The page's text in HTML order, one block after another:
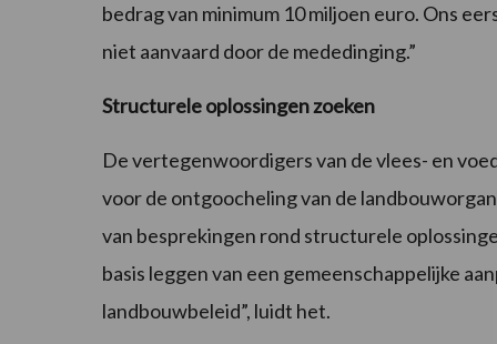
bedrag van minimum 10 miljoen euro. Ons
niet aanvaard door de mededinging.”
Structurele oplossingen zoeken
De vertegenwoordigers van de vlees- en
voor de ontgoocheling van de
van besprekingen rond structurele
basis leggen van een gemeenschappelijke
landbouwbeleid”, luidt het.